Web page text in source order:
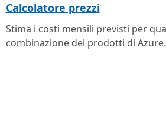
Calcolatore prezzi
Stima i costi mensili previsti per
combinazione dei prodotti di Azure.